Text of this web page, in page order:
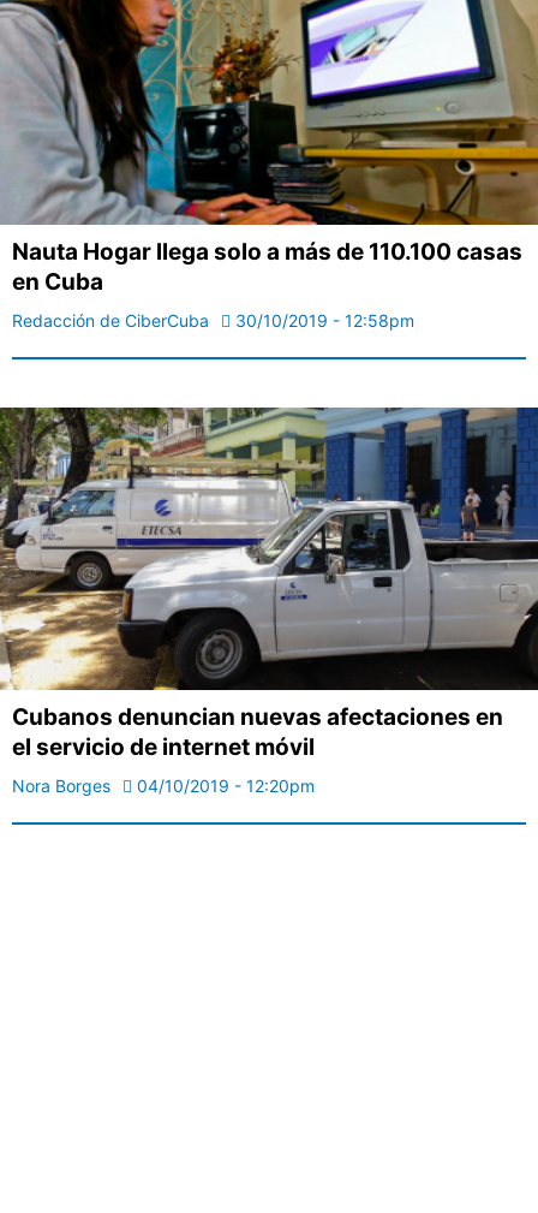
Nauta Hogar llega solo a más de 110.100 casas
en Cuba
Redacción de CiberCuba 30/10/2019 - 12:58pm
Cubanos denuncian nuevas afectaciones en
el servicio de internet móvil
Nora Borges 04/10/2019 - 12:20pm